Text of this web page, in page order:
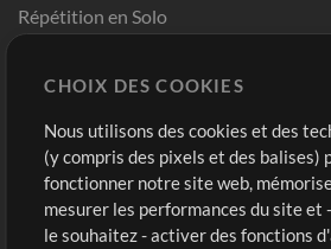
Répétition en Solo
Modèles ProPresenter
Sons
Boutique
Acheter des crédits
CHOIX DES COOKIES
Nous utilisons des cookies et des
(y compris des pixels et des balises)
fonctionner notre site web,
mesurer les performances du site et
le souhaitez - activer des fonctions